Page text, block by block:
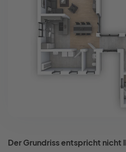
Der Grundriss entspricht nicht